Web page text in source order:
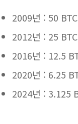
2009년 : 50 BTC
2012년 : 25 BTC
2016년 : 12.5
2020년 : 6.25
2024년 : 3.125